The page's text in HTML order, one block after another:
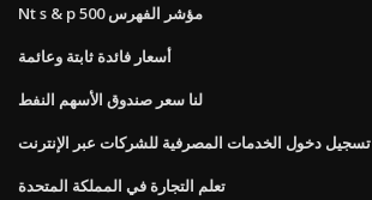
Nt s & p 500 مؤشر الفهرس
أسعار فائدة ثابتة وعائمة
لنا سعر صندوق الأسهم النفط
تسجيل دخول الخدمات المصرفية للشركات عبر الإنترنت
تعلم التجارة في المملكة المتحدة